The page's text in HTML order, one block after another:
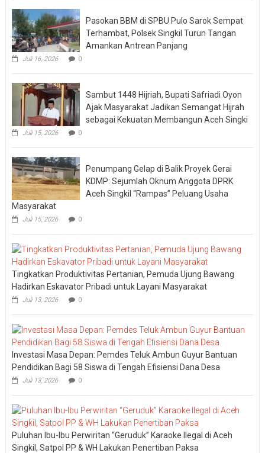
Pasokan BBM di SPBU Pulo Sarok Sempat
Terhambat, Polsek Singkil Turun Tangan
Amankan Antrean Panjang
Juli 16, 2026 0
Sambut 1448 Hijriah, Bupati Safriadi Oyon
Ajak Masyarakat Jadikan Semangat Hijrah
sebagai Kekuatan Membangun Aceh Singki
Juli 15, 2026 0
Penumpang Gelap di Balik Proyek Gerai
KDMP: Sejumlah Oknum Anggota DPRK
Aceh Singkil “Rampas” Peluang Usaha
Masyarakat
Juli 15, 2026 0
Tingkatkan Produktivitas Pertanian, Pemuda Ujung Bawang
Hadirkan Eskavator Pribadi untuk Layani Masyarakat
Juli 13, 2026 0
Investasi Masa Depan: Pemdes Teluk Ambun Guyur Bantuan
Pendidikan Bagi 58 Siswa di Tengah Efisiensi Dana Desa
Juli 13, 2026 0
Puluhan Ibu-Ibu Perwiritan “Geruduk” Karaoke Ilegal di Aceh
Singkil, Satpol PP & WH Lakukan Penertiban Paksa